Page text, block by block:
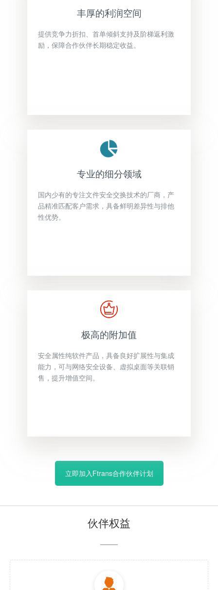
丰厚的利润空间
提供竞争力折扣、首单倾斜支持及阶梯返利激
励，保障合作伙伴长期稳定收益。
专业的细分领域
国内少有的专注文件安全交换技术的厂商，产
品精准匹配客户需求，具备鲜明差异性与排他
性优势。
极高的附加值
安全属性纯软件产品，具备良好扩展性与集成
能力，可与网络安全设备、虚拟桌面等关联销
售，提升增值空间。
立即加入Ftrans合作伙伴计划
伙伴权益